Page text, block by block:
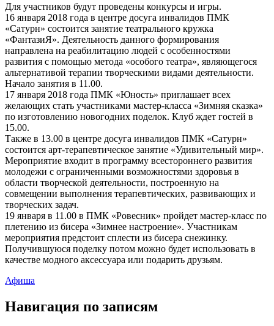
Для участников будут проведены конкурсы и игры.
16 января 2018 года в центре досуга инвалидов ПМК
«Сатурн» состоится занятие театрального кружка
«ФантазиЯ». Деятельность данного формирования
направлена на реабилитацию людей с особенностями
развития с помощью метода «особого театра», являющегося
альтернативой терапии творческими видами деятельности.
Начало занятия в 11.00.
17 января 2018 года ПМК «Юность» приглашает всех
желающих стать участниками мастер-класса «Зимняя сказка»
по изготовлению новогодних поделок. Клуб ждет гостей в
15.00.
Также в 13.00 в центре досуга инвалидов ПМК «Сатурн»
состоится арт-терапевтическое занятие «Удивительный мир».
Мероприятие входит в программу всестороннего развития
молодежи с ограниченными возможностями здоровья в
области творческой деятельности, построенную на
совмещении выполнения терапевтических, развивающих и
творческих задач.
19 января в 11.00 в ПМК «Ровесник» пройдет мастер-класс по
плетению из бисера «Зимнее настроение». Участникам
мероприятия предстоит сплести из бисера снежинку.
Получившуюся поделку потом можно будет использовать в
качестве модного аксессуара или подарить друзьям.
Афиша
Навигация по записям